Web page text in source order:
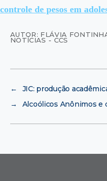
controle de pesos em
AUTOR: FLÁVIA
NOTÍCIAS - CCS
←
JIC: produção
→
Alcoólicos Anônimos e